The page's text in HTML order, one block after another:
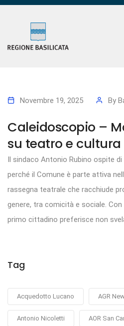
Novembre 19, 2025 By
Caleidoscopio –
su teatro e cultura
Il sindaco Antonio Rubino ospite
perché il Comune è parte attiva
rassegna teatrale che racchiude
genere, tra comicità e sociale.
primo cittadino preferisce non
Tag
Acquedotto Lucano AGR
Antonio Nicoletti AOR San